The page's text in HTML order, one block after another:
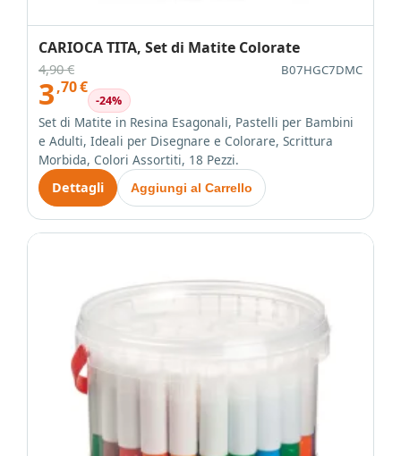
CARIOCA TITA, Set di Matite Colorate
4,90 €
3,70€
-24%
B07HGC7DMC
Set di Matite in Resina Esagonali, Pastelli per Bambini
e Adulti, Ideali per Disegnare e Colorare, Scrittura
Morbida, Colori Assortiti, 18 Pezzi.
Dettagli
Aggiungi al Carrello